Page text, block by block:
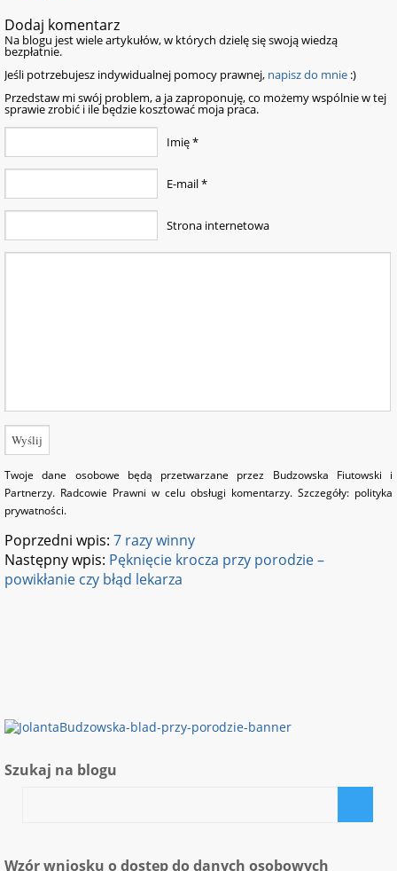
Dodaj komentarz
Na blogu jest wiele artykułów, w których dzielę się swoją wiedzą
bezpłatnie.
Jeśli potrzebujesz indywidualnej pomocy prawnej, napisz do mnie :)
Przedstaw mi swój problem, a ja zaproponuję, co możemy wspólnie w tej
sprawie zrobić i ile będzie kosztować moja praca.
Imię*
E-mail*
Strona internetowa
Twoje dane osobowe będą przetwarzane przez Budzowska Fiutowski i
Partnerzy. Radcowie Prawni w celu obsługi komentarzy. Szczegóły: polityka
prywatności.
Poprzedni wpis: 7 razy winny
Następny wpis: Pęknięcie krocza przy porodzie –
powikłanie czy błąd lekarza
Szukaj na blogu
Wzór wniosku o dostęp do danych osobowych